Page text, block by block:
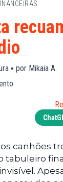
▪ por Mikaia A.
canhões